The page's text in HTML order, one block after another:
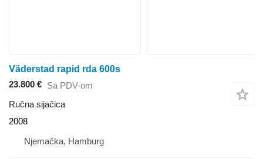
Väderstad rapid rda 600s
23.800 € Sa PDV-om
Ručna sijačica
2008
Njemačka, Hamburg